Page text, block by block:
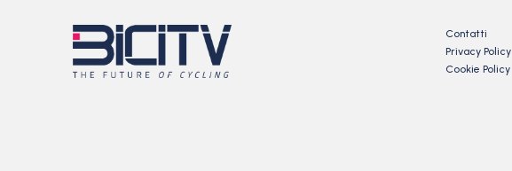
Contatti
Privacy Policy
Cookie Policy